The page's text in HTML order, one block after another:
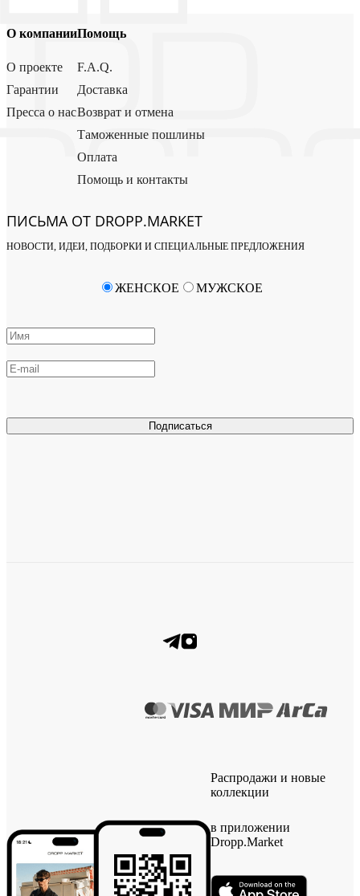
О компании
О проекте
Гарантии
Пресса о нас
Помощь
F.A.Q.
Доставка
Возврат и отмена
Таможенные пошлины
Оплата
Помощь и контакты
ПИСЬМА ОТ DROPP.MARKET
НОВОСТИ, ИДЕИ, ПОДБОРКИ И СПЕЦИАЛЬНЫЕ ПРЕДЛОЖЕНИЯ
Подписаться
ЖЕНСКОЕ МУЖСКОЕ
Распродажи и новые
коллекции
в приложении
Dropp.Market